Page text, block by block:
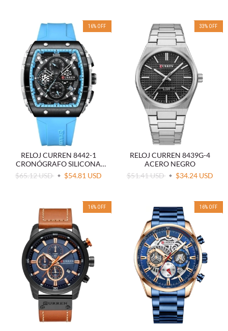
16% OFF
RELOJ CURREN 8442-1
CRONÓGRAFO SILICONA
AZUL
$65.12 USD $54.81 USD
33% OFF
RELOJ CURREN 8439G-4
ACERO NEGRO
$51.41 USD
$34.24 USD
16% OFF 16% OFF